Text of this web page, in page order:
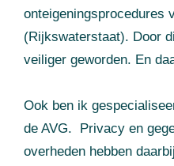
onteigeningsprocedures
(Rijkswaterstaat). Door
veiliger geworden. En
Ook ben ik
de AVG. Privacy en
overheden hebben